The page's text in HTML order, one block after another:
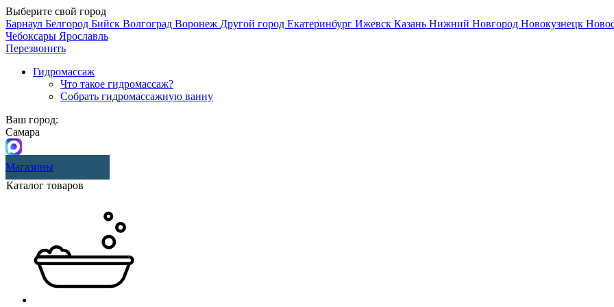
Выберите свой город
Барнаул Белгород Бийск Волгоград Воронеж Другой город Екатеринбург Ижевск Казань Нижний Новгород Новокузнецк
Чебоксары Ярославль
Перезвонить
Гидромассаж
Что такое гидромассаж?
Собрать гидромассажную ванну
Ваш город:
Самара
Магазины
Каталог товаров